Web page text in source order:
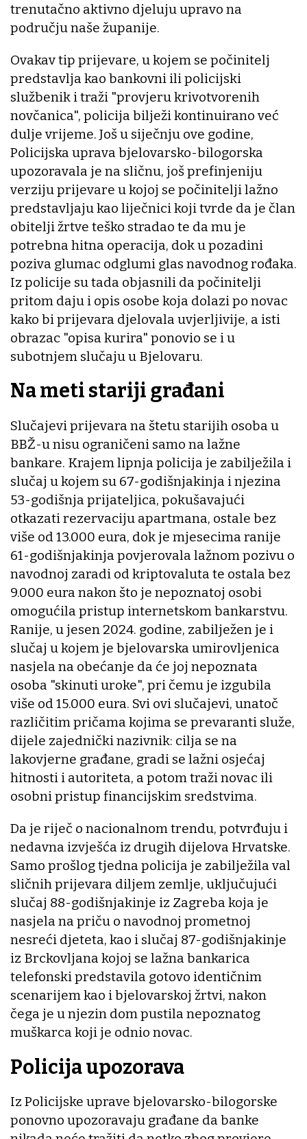
trenutačno aktivno djeluju upravo na
području naše županije.
Ovakav tip prijevare, u kojem se počinitelj
predstavlja kao bankovni ili policijski
službenik i traži "provjeru krivotvorenih
novčanica", policija bilježi kontinuirano već
dulje vrijeme. Još u siječnju ove godine,
Policijska uprava bjelovarsko-bilogorska
upozoravala je na sličnu, još prefinjeniju
verziju prijevare u kojoj se počinitelji lažno
predstavljaju kao liječnici koji tvrde da je član
obitelji žrtve teško stradao te da mu je
potrebna hitna operacija, dok u pozadini
poziva glumac odglumi glas navodnog rođaka.
Iz policije su tada objasnili da počinitelji
pritom daju i opis osobe koja dolazi po novac
kako bi prijevara djelovala uvjerljivije, a isti
obrazac "opisa kurira" ponovio se i u
subotnjem slučaju u Bjelovaru.
Na meti stariji građani
Slučajevi prijevara na štetu starijih osoba u
BBŽ-u nisu ograničeni samo na lažne
bankare. Krajem lipnja policija je zabilježila i
slučaj u kojem su 67-godišnjakinja i njezina
53-godišnja prijateljica, pokušavajući
otkazati rezervaciju apartmana, ostale bez
više od 13.000 eura, dok je mjesecima ranije
61-godišnjakinja povjerovala lažnom pozivu o
navodnoj zaradi od kriptovaluta te ostala bez
9.000 eura nakon što je nepoznatoj osobi
omogućila pristup internetskom bankarstvu.
Ranije, u jesen 2024. godine, zabilježen je i
slučaj u kojem je bjelovarska umirovljenica
nasjela na obećanje da će joj nepoznata
osoba "skinuti uroke", pri čemu je izgubila
više od 15.000 eura. Svi ovi slučajevi, unatoč
različitim pričama kojima se prevaranti služe,
dijele zajednički nazivnik: cilja se na
lakovjerne građane, gradi se lažni osjećaj
hitnosti i autoriteta, a potom traži novac ili
osobni pristup financijskim sredstvima.
Da je riječ o nacionalnom trendu, potvrđuju i
nedavna izvješća iz drugih dijelova Hrvatske.
Samo prošlog tjedna policija je zabilježila val
sličnih prijevara diljem zemlje, uključujući
slučaj 88-godišnjakinje iz Zagreba koja je
nasjela na priču o navodnoj prometnoj
nesreći djeteta, kao i slučaj 87-godišnjakinje
iz Brckovljana kojoj se lažna bankarica
telefonski predstavila gotovo identičnim
scenarijem kao i bjelovarskoj žrtvi, nakon
čega je u njezin dom pustila nepoznatog
muškarca koji je odnio novac.
Policija upozorava
Iz Policijske uprave bjelovarsko-bilogorske
ponovno upozoravaju građane da banke